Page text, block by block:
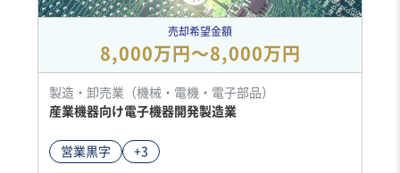
売却希望金額
8,000万円〜8,000万円
製造・卸売業（機械・電機・電子部品）
産業機器向け電子機器開発製造業
営業黒字 +3